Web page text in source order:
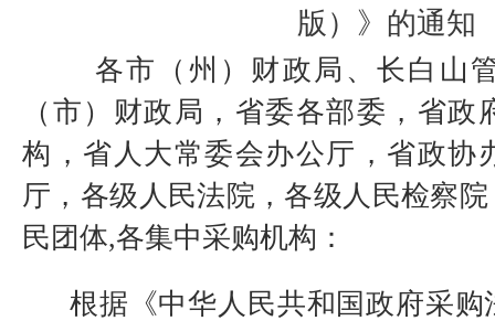
版）》的通知
各市（州）财政局、长白山管
（市）财政局，省委各部委，省
构，省人大常委会办公厅，省政协
厅，各级人民法院，各级人民检察
民团体,各集中采购机构：
根据《中华人民共和国政府采